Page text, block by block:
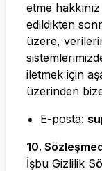
etme
edildikten
üzere,
iletmek için
üzerinden
E-posta:
10.
İşbu Gizlilik